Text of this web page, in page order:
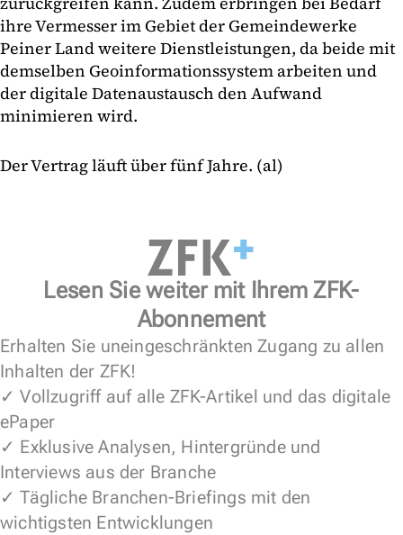
ihre Vermesser im Gebiet der Gemeindewerke
Peiner Land weitere Dienstleistungen, da beide mit
demselben Geoinformations­system arbeiten und
der digitale Datenaustausch den Aufwand
minimieren wird.
Der Vertrag läuft über fünf Jahre. (al)
Lesen Sie weiter mit Ihrem ZFK-
Abonnement
Erhalten Sie uneingeschränkten Zugang zu allen
Inhalten der ZFK!
✓ Vollzugriff auf alle ZFK-Artikel und das digitale
ePaper
✓ Exklusive Analysen, Hintergründe und
Interviews aus der Branche
✓ Tägliche Branchen-Briefings mit den
wichtigsten Entwicklungen